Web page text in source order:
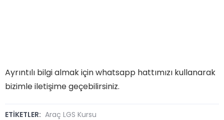
Ayrıntılı bilgi almak için whatsapp hattımızı kullanarak
bizimle iletişime geçebilirsiniz.
ETİKETLER: Araç LGS Kursu